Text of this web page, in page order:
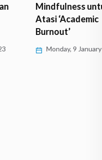
Mindfulness untuk
Atasi ‘Academic
Monday, 9 January 2023